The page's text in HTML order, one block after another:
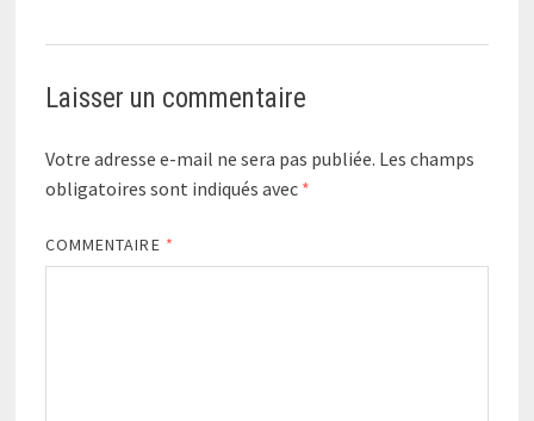
Laisser un commentaire
Votre adresse e-mail ne sera pas publiée. Les champs
obligatoires sont indiqués avec *
COMMENTAIRE *